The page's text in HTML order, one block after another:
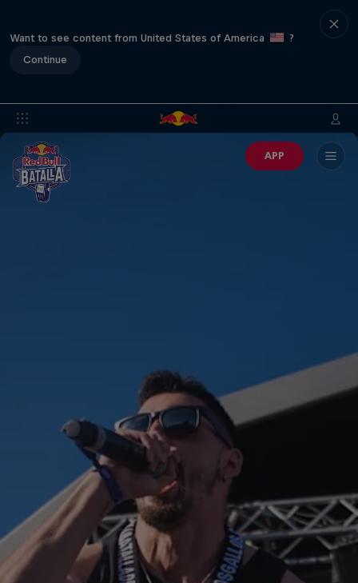
Want to see content from United States of America
?
Continue
APP